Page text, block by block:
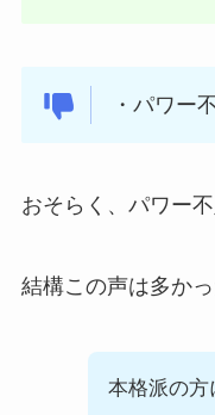
・パワー
おそらく、パワー
結構この声は多かっ
本格派の方